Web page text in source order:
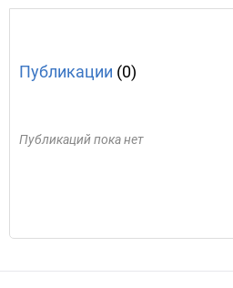
Публикации (0)
Публикаций пока нет